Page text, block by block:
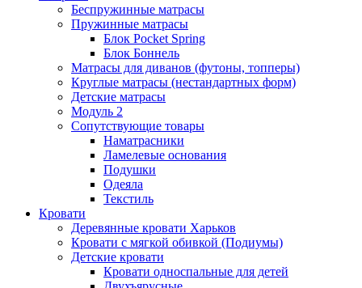
Беспружинные матрасы
Пружинные матрасы
Блок Pocket Spring
Блок Боннель
Матрасы для диванов (футоны, топперы)
Круглые матрасы (нестандартных форм)
Детские матрасы
Модуль 2
Сопутствующие товары
Наматрасники
Ламелевые основания
Подушки
Одеяла
Текстиль
Кровати
Деревянные кровати Харьков
Кровати с мягкой обивкой (Подиумы)
Детские кровати
Кровати односпальные для детей